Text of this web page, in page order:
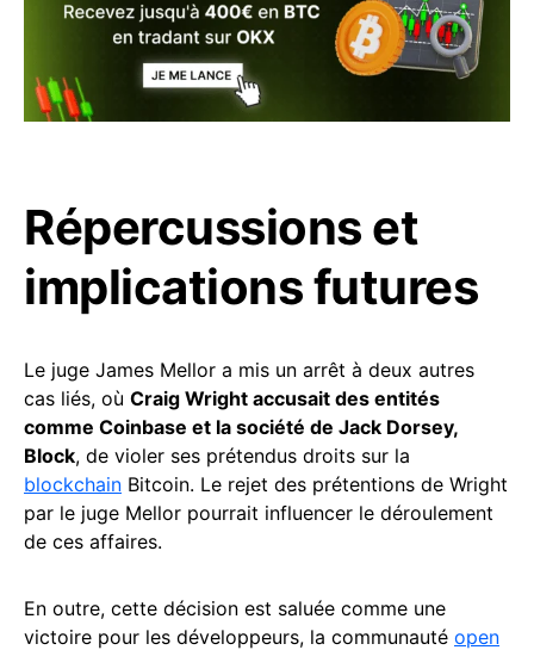
Répercussions et
implications futures
Le juge James Mellor a mis un arrêt à deux autres
cas liés, où Craig Wright accusait des entités
comme Coinbase et la société de Jack Dorsey,
Block, de violer ses prétendus droits sur la
blockchain Bitcoin. Le rejet des prétentions de Wright
par le juge Mellor pourrait influencer le déroulement
de ces affaires.
En outre, cette décision est saluée comme une
victoire pour les développeurs, la communauté open